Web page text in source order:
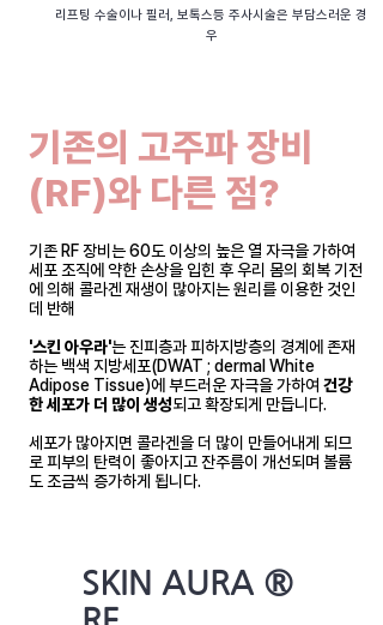
리프팅 수술이나 필러, 보톡스등 주사시술은 부담스러운 경
우
기존의 고주파 장비
(RF)와 다른 점?
기존 RF 장비는 60도 이상의 높은 열 자극을 가하여
세포 조직에 약한 손상을 입힌 후 우리 몸의 회복 기전
에 의해 콜라겐 재생이 많아지는 원리를 이용한 것인
데 반해
'스킨 아우라'는 진피층과 피하지방층의 경계에 존재
하는 백색 지방세포(DWAT ; dermal White
Adipose Tissue)에 부드러운 자극을 가하여 건강
한 세포가 더 많이 생성되고 확장되게 만듭니다.
세포가 많아지면 콜라겐을 더 많이 만들어내게 되므
로 피부의 탄력이 좋아지고 잔주름이 개선되며 볼륨
도 조금씩 증가하게 됩니다.
SKIN AURA ®